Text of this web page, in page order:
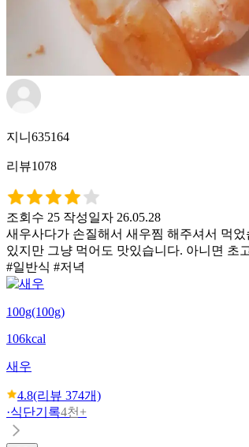
지니635164
리뷰1078
조회수 25 작성일자 26.05.28
새우사다가 손질해서 새우찜 해주셔서 먹
있지만 그냥 먹어도 맛있습니다. 아니면 초
#일반식 #저녁
100g(100g)
106kcal
새우
4.8(리뷰 374개)
·식단기록4천+